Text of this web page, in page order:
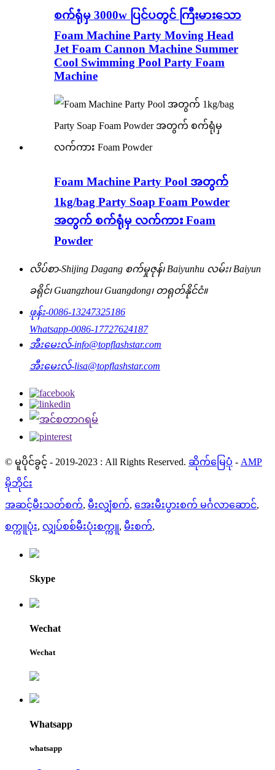
စက်ရုံမှ 3000w ပြင်ပတွင် ကြီးမားသော
Foam Machine Party Moving Head
Jet Foam Cannon Machine Summer
Cool Swimming Pool Party Foam
Machine
Foam Machine Party Pool အတွက်
1kg/bag Party Soap Foam Powder
အတွက် စက်ရုံမှ လက်ကား Foam
Powder
လိပ်စာ-Shijing Dagang စက်မှုဇုန်၊ Baiyunhu လမ်း၊ Baiyun
ခရိုင်၊ Guangzhou၊ Guangdong၊ တရုတ်နိုင်ငံ။
ဖုန်း-0086-13247325186
Whatsapp-0086-17727624187
အီးမေးလ်-info@topflashstar.com
အီးမေးလ်-lisa@topflashstar.com
© မူပိုင်ခွင့် - 2019-2023 : All Rights Reserved. ဆိုက်မြေပုံ - AMP
မိုဘိုင်း
အဆင့်မီးသတ်စက်, မီးလျှံစက်, အေးမီးပွားစက် မင်္ဂလာဆောင်,
စက္ကူပုံး, လျှပ်စစ်မီးပုံးစက္ကူ, မီးစက်,
Skype
Wechat
Wechat
Whatsapp
whatsapp